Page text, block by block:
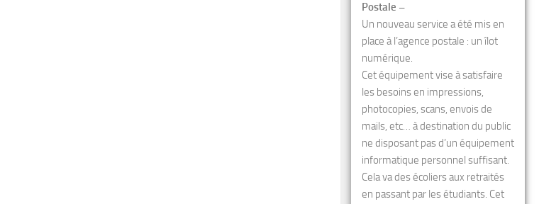
Postale –
Un nouveau service a été mis en
place à l’agence postale : un îlot
numérique.
Cet équipement vise à satisfaire
les besoins en impressions,
photocopies, scans, envois de
mails, etc… à destination du public
ne disposant pas d’un équipement
informatique personnel suffisant.
Cela va des écoliers aux retraités
en passant par les étudiants. Cet